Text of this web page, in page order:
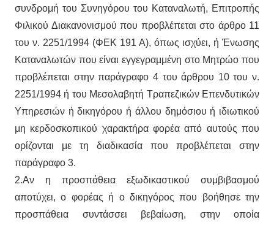
συνδρομή του Συνηγόρου του Καταναλωτή, Επιτροπής
Φιλικού Διακανονισμού που προβλέπεται στο άρθρο 11
του ν. 2251/1994 (ΦΕΚ 191 Α), όπως ισχύει, ή Ένωσης
Καταναλωτών που είναι εγγεγραμμένη στο Μητρώο που
προβλέπεται στην παράγραφο 4 του άρθρου 10 του ν.
2251/1994 ή του Μεσολαβητή Τραπεζικών Επενδυτικών
Υπηρεσιών ή δικηγόρου ή άλλου δημόσιου ή ιδιωτικού
μη κερδοσκοπικού χαρακτήρα φορέα από αυτούς που
ορίζονται με τη διαδικασία που προβλέπεται στην
παράγραφο 3.
2.Αν η προσπάθεια εξωδικαστικού συμβιβασμού
αποτύχει, ο φορέας ή ο δικηγόρος που βοήθησε την
προσπάθεια συντάσσει βεβαίωση, στην οποία